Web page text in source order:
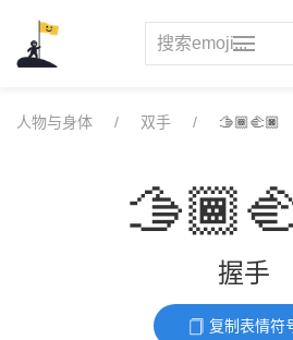
content
人物与身体 双手 🫱🏾‍🫲🏿
握手
复制表情符